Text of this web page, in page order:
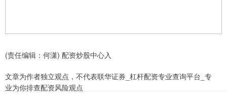
(责任编辑：何潇) 配资炒股中心入
文章为作者独立观点，不代表联华证券_杠杆配资专业查询平台_专
业为你排查配资风险观点